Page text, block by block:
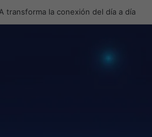
el gaming con la experiencia Duo